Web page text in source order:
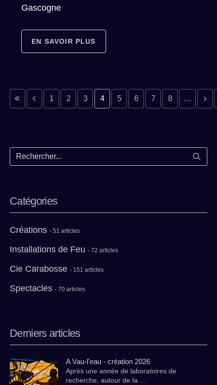
Gascogne
EN SAVOIR PLUS
précédente
page précédente
1 2 3 4 5 6 7 8 …
Page
Catégories
Créations - 51 articles
Installations de Feu - 72 articles
Cie Carabosse - 151 articles
Spectacles - 70 articles
Derniers articles
A Vau-l'eau - création 2026
Après une année de laboratoires de
recherche, autour de la …